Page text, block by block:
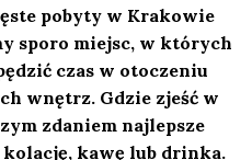
pobyty w Krakowie
sporo miejsc, w których
czas w otoczeniu
wnętrz. Gdzie zjeść w
zdaniem najlepsze
kawę lub drinka.